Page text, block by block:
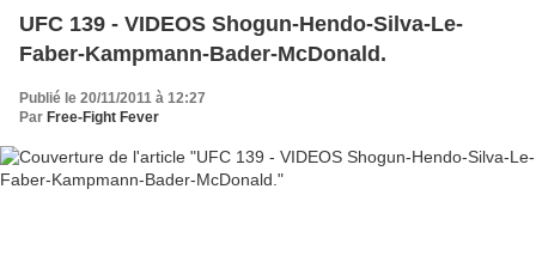
UFC 139 - VIDEOS Shogun-Hendo-Silva-Le-
Faber-Kampmann-Bader-McDonald.
Publié le 20/11/2011 à 12:27
Par Free-Fight Fever